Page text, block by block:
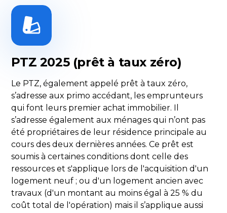
PTZ 2025 (prêt à taux zéro)
Le PTZ, également appelé prêt à taux zéro,
s’adresse aux primo accédant, les emprunteurs
qui font leurs premier achat immobilier. Il
s’adresse également aux ménages qui n’ont pas
été propriétaires de leur résidence principale au
cours des deux dernières années. Ce prêt est
soumis à certaines conditions dont celle des
ressources et s'applique lors de l'acquisition d'un
logement neuf ; ou d'un logement ancien avec
travaux (d'un montant au moins égal à 25 % du
coût total de l'opération) mais il s’applique aussi